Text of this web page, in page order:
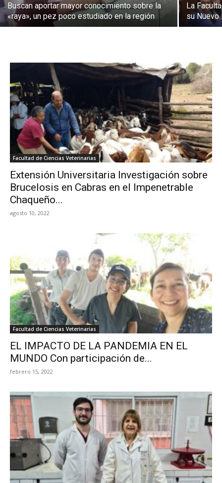
Buscan aportar mayor conocimiento sobre la
«raya», un pez poco estudiado en la región
La
su Nuevo
Facultad de Ciencias Veterinarias
Extensión Universitaria Investigación sobre
Brucelosis en Cabras en el Impenetrable
Chaqueño...
agosto 10, 2022
Facultad de Ciencias Veterinarias
EL IMPACTO DE LA PANDEMIA EN EL
MUNDO Con participación de...
febrero 15, 2022